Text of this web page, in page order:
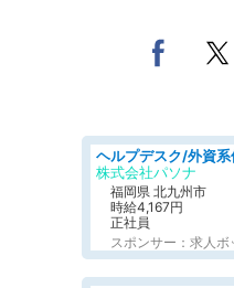
株式会社パソナ
福岡県 北九州市
時給4,167円
正社員
スポンサー：求人ボ